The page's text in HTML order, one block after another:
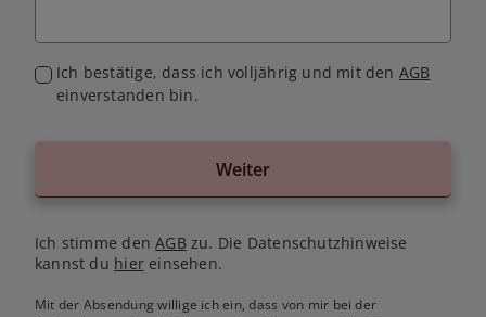
Ich bestätige, dass ich volljährig und mit den AGB
einverstanden bin.
Weiter
Ich stimme denAGB zu. Die Datenschutzhinweise
kannst du hiereinsehen.
Mit der Absendung willige ich ein, dass von mir bei der